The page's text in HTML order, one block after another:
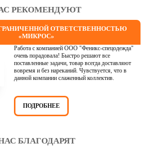
РЕКОМЕНДУЮТ
ОТВЕТСТВЕННОСТЬЮ
«МИКРОС»
Работа с компанией ООО "Феникс-спецодежда"
очень порадовала! Быстро решают все
поставленные задачи, товар всегда доставляют
вовремя и без нареканий. Чувствуется, что в
данной компании слаженный коллектив.
ПОДРОБНЕЕ
БЛАГОДАРЯТ